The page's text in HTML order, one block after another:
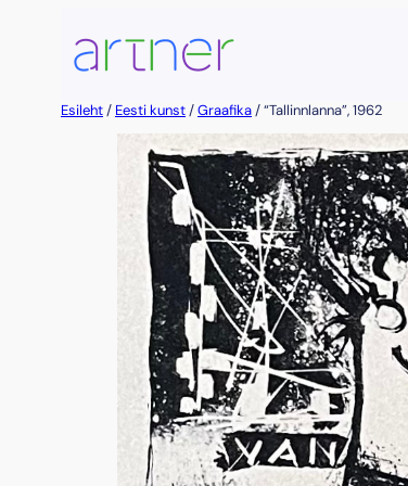
Esileht/ Eesti kunst/Graafika/ “Tallinnlanna”, 1962